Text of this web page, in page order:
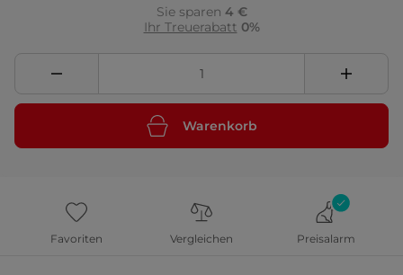
Sie sparen 4 €
Ihr Treuerabatt 0%
Warenkorb
Favoriten Vergleichen Preisalarm